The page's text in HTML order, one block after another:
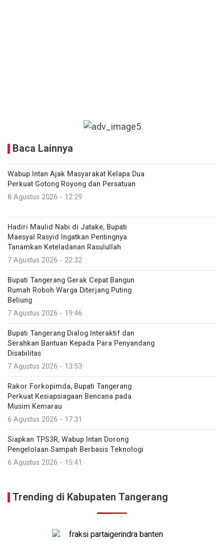
Baca Lainnya
Wabup Intan Ajak Masyarakat Kelapa Dua
Perkuat Gotong Royong dan Persatuan
8 Agustus 2026 - 12:29
Hadiri Maulid Nabi di Jatake, Bupati
Maesyal Rasyid Ingatkan Pentingnya
Tanamkan Keteladanan Rasulullah
7 Agustus 2026 - 22:32
Bupati Tangerang Gerak Cepat Bangun
Rumah Roboh Warga Diterjang Puting
Beliung
7 Agustus 2026 - 19:46
Bupati Tangerang Dialog Interaktif dan
Serahkan Bantuan Kepada Para Penyandang
Disabilitas
7 Agustus 2026 - 13:53
Rakor Forkopimda, Bupati Tangerang
Perkuat Kesiapsiagaan Bencana pada
Musim Kemarau
6 Agustus 2026 - 17:31
Siapkan TPS3R, Wabup Intan Dorong
Pengelolaan Sampah Berbasis Teknologi
6 Agustus 2026 - 15:41
Trending di Kabupaten Tangerang